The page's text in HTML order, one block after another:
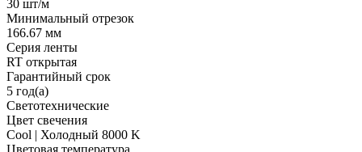
30 шт/м
Минимальный отрезок
166.67 мм
Серия ленты
RT открытая
Гарантийный срок
5 год(а)
Светотехнические
Цвет свечения
Cool | Холодный 8000 K